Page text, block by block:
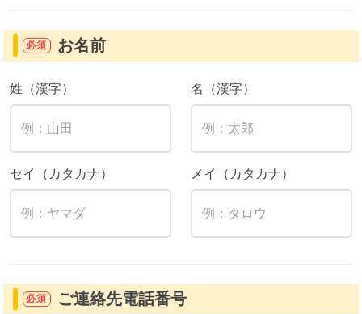
必須 お名前
姓（漢字） 名（漢字）
セイ（カタカナ） メイ（カタカナ）
必須 ご連絡先電話番号